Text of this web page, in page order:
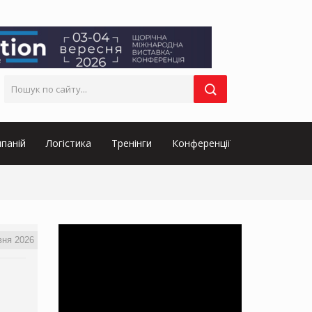
Логістика Тренінги Конференції
2026